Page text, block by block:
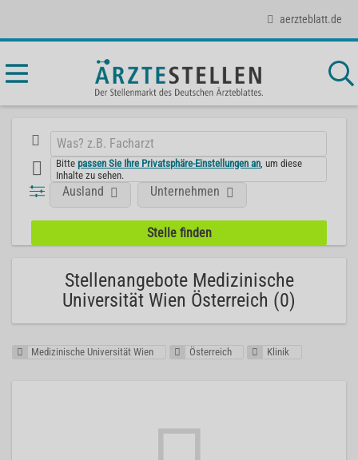
aerzteblatt.de
Bittepassen Sie Ihre Privatsphäre-Einstellungen an , um diese
Inhalte zu sehen.
Ausland Unternehmen
Stellenangebote Medizinische
Universität Wien Österreich (0)
Medizinische Universität Wien Österreich Klinik